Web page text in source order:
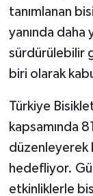
tanımlanan
yanında daha
sürdürülebilir
biri olarak
Türkiye
kapsamında
düzenleyerek
hedefliyor.
etkinliklerle